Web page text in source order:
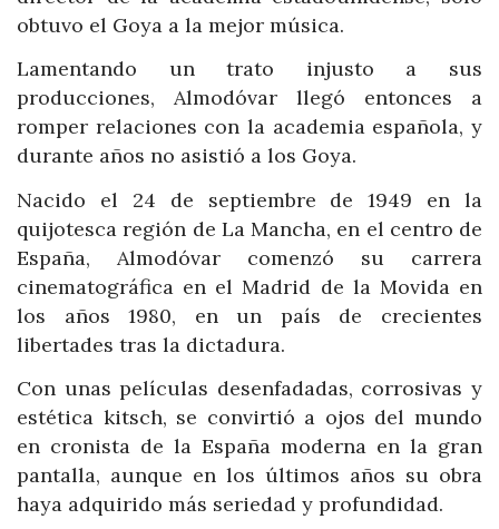
obtuvo el Goya a la mejor música.
Lamentando un trato injusto a sus
producciones, Almodóvar llegó entonces a
romper relaciones con la academia española, y
durante años no asistió a los Goya.
Nacido el 24 de septiembre de 1949 en la
quijotesca región de La Mancha, en el centro de
España, Almodóvar comenzó su carrera
cinematográfica en el Madrid de la Movida en
los años 1980, en un país de crecientes
libertades tras la dictadura.
Con unas películas desenfadadas, corrosivas y
estética kitsch, se convirtió a ojos del mundo
en cronista de la España moderna en la gran
pantalla, aunque en los últimos años su obra
haya adquirido más seriedad y profundidad.